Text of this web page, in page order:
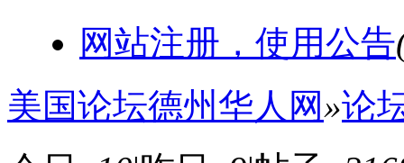
网站注册，使用公告
美国论坛德州华人网»论